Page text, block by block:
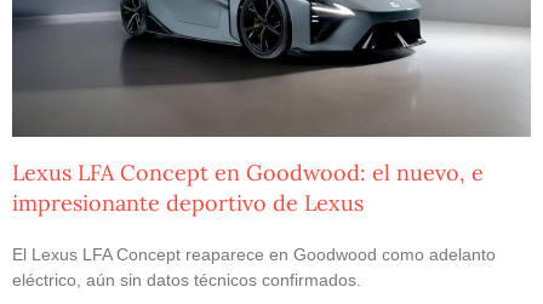
Lexus LFA Concept en Goodwood: el nuevo, e
impresionante deportivo de Lexus
El Lexus LFA Concept reaparece en Goodwood como adelanto
eléctrico, aún sin datos técnicos confirmados.